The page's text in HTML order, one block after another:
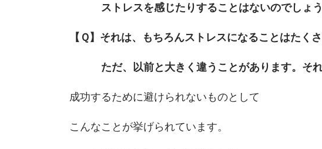
ストレスを感じたりすることはないのでしょ
【Ｑ】それは、もちろんストレスになることはたく
ただ、以前と大きく違うことがあります。それ
成功するために避けられないものとして
こんなことが挙げられています。